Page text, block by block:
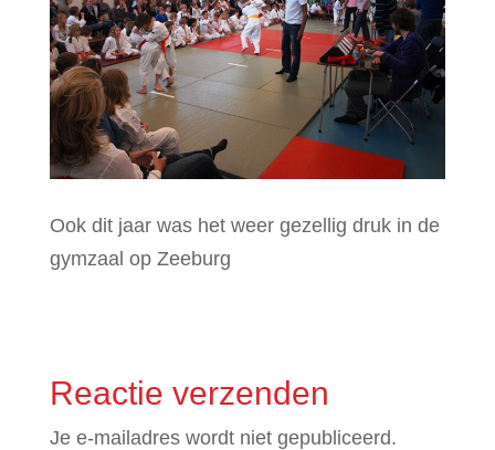
Ook dit jaar was het weer gezellig druk in de
gymzaal op Zeeburg
Reactie verzenden
Je e-mailadres wordt niet gepubliceerd.